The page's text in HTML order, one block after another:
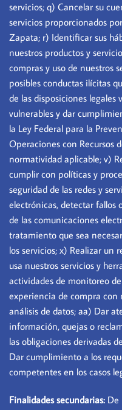
servicios; q) Cancelar su
servicios proporcionados
Zapata; r) Identificar sus
nuestros productos y
compras y uso de nuestros
posibles conductas ilícitas
de las disposiciones
vulnerables y dar
la Ley Federal para la
Operaciones con Recursos
normatividad aplicable; v)
cumplir con políticas y
seguridad de las redes y
electrónicas, detectar fallos
de las comunicaciones
tratamiento que sea
los servicios; x) Realizar un
usa nuestros servicios y
actividades de monitoreo
experiencia de compra con
análisis de datos; aa) Dar
información, quejas o
las obligaciones derivadas
Dar cumplimiento a los
competentes en los casos
Finalidades secundarias: De